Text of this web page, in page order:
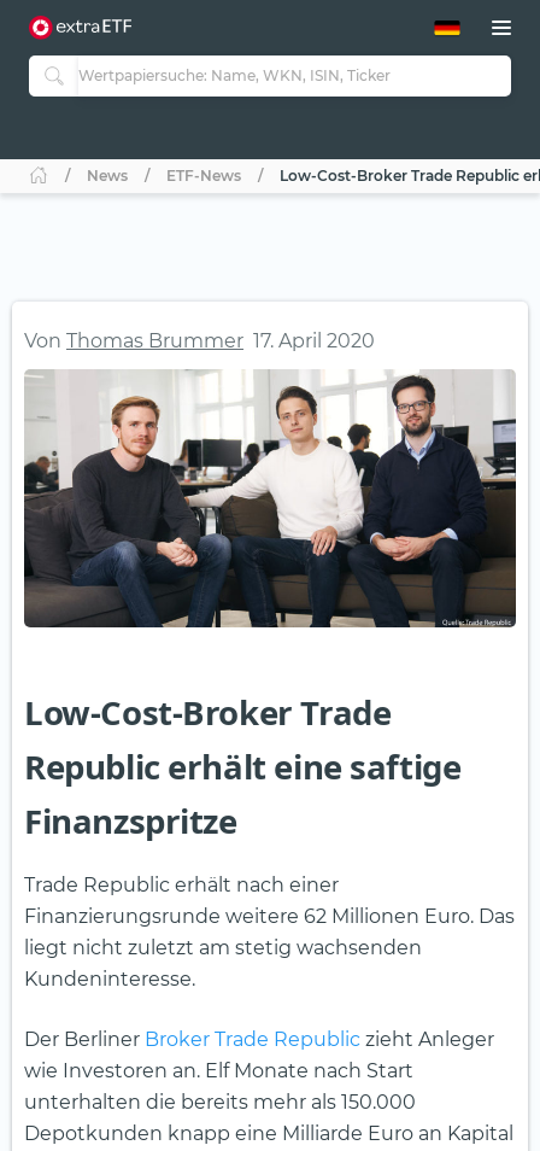
ETF-Guide 2.0
Guide Aktive ETFs
ETF-Sparpläne
News ETF-News Low-Cost-Broker Trade Republic
Von Thomas Brummer 17. April 2020
Low-Cost-Broker Trade
Republic erhält eine saftige
Finanzspritze
Trade Republic erhält nach einer
Finanzierungsrunde weitere 62 Millionen Euro. Das
liegt nicht zuletzt am stetig wachsenden
Kundeninteresse.
Der Berliner Broker Trade Republic zieht Anleger
wie Investoren an. Elf Monate nach Start
unterhalten die bereits mehr als 150.000
Depotkunden knapp eine Milliarde Euro an Kapital